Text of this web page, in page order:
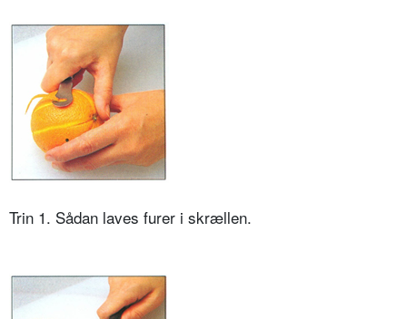
Trin 1. Sådan laves furer i skrællen.